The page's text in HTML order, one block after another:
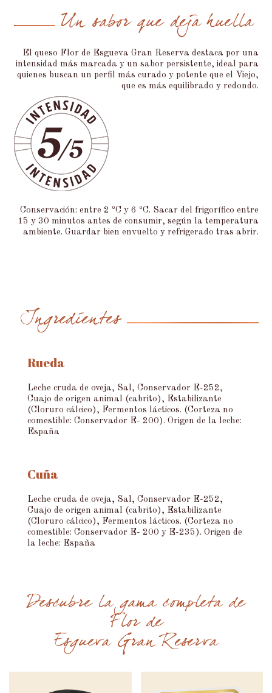
Un sabor que deja huella
El queso Flor de Esgueva Gran Reserva destaca por una
intensidad más marcada y un sabor persistente, ideal para
quienes buscan un perfil más curado y potente que el Viejo,
que es más equilibrado y redondo.
Conservación: entre 2 ºC y 6 ºC. Sacar del frigorífico entre
15 y 30 minutos antes de consumir, según la temperatura
ambiente. Guardar bien envuelto y refrigerado tras abrir.
Ingredientes
Rueda
Leche cruda de oveja, Sal, Conservador E-252,
Cuajo de origen animal (cabrito), Estabilizante
(Cloruro cálcico), Fermentos lácticos. (Corteza no
comestible: Conservador E- 200). Origen de la leche:
España
Cuña
Leche cruda de oveja, Sal, Conservador E-252,
Cuajo de origen animal (cabrito), Estabilizante
(Cloruro cálcico), Fermentos lácticos. (Corteza no
comestible: Conservador E- 200 y E-235). Origen de
la leche: España
Descubre la gama completa de
Flor de
Esgueva Gran Reserva